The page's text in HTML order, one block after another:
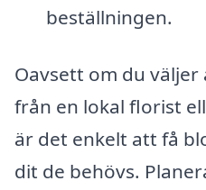
beställningen.
Oavsett om du
från en lokal florist
är det enkelt att få
dit de behövs.